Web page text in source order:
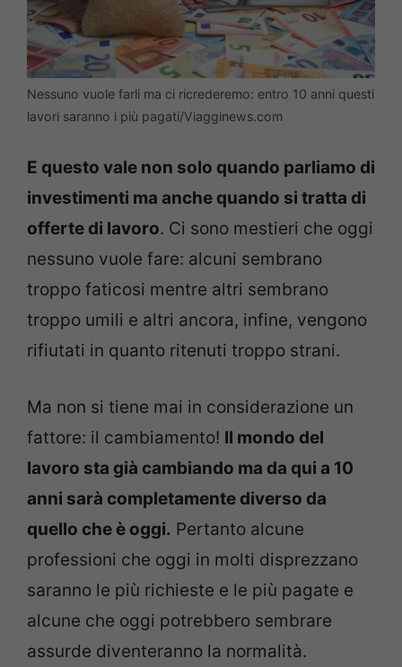
Nessuno vuole farli ma ci ricrederemo: entro 10 anni questi
lavori saranno i più pagati/Viagginews.com
E questo vale non solo quando parliamo di
investimenti ma anche quando si tratta di
offerte di lavoro. Ci sono mestieri che oggi
nessuno vuole fare: alcuni sembrano
troppo faticosi mentre altri sembrano
troppo umili e altri ancora, infine, vengono
rifiutati in quanto ritenuti troppo strani.
Ma non si tiene mai in considerazione un
fattore: il cambiamento! Il mondo del
lavoro sta già cambiando ma da qui a 10
anni sarà completamente diverso da
quello che è oggi. Pertanto alcune
professioni che oggi in molti disprezzano
saranno le più richieste e le più pagate e
alcune che oggi potrebbero sembrare
assurde diventeranno la normalità.